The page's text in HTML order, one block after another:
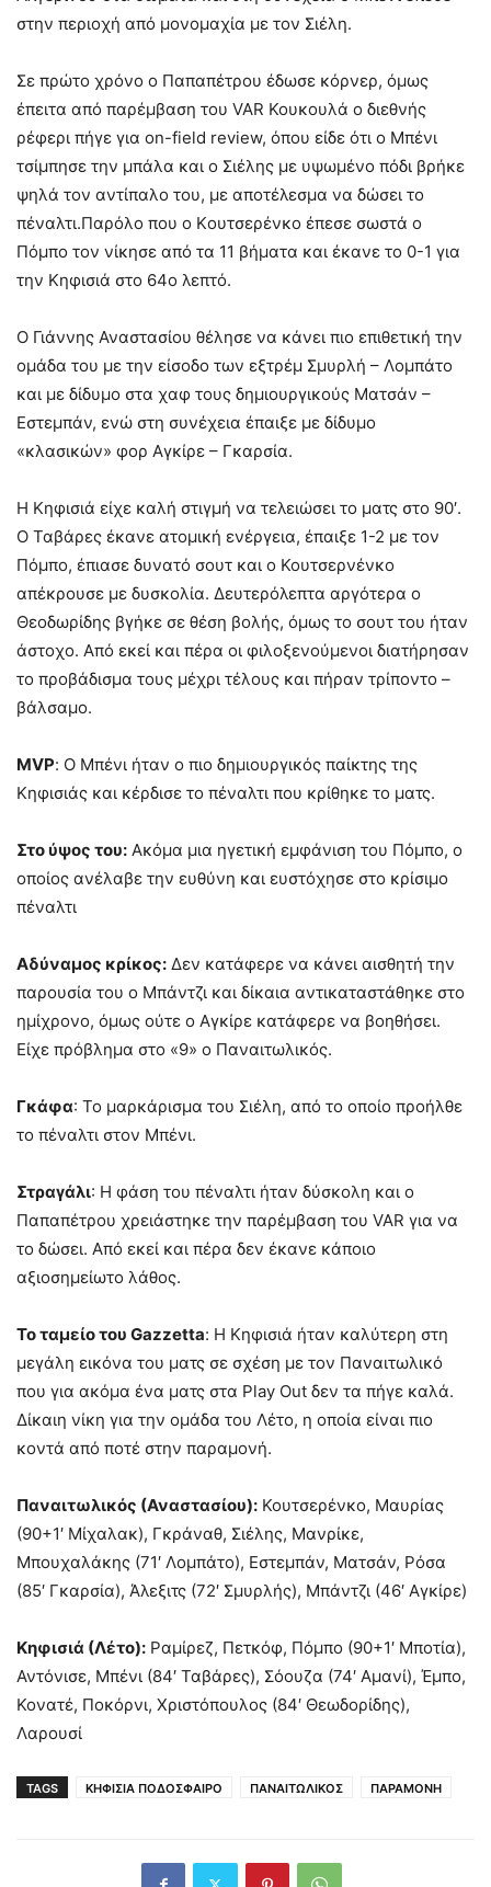
στην περιοχή από μονομαχία με τον Σιέλη.
Σε πρώτο χρόνο ο Παπαπέτρου έδωσε κόρνερ, όμως
έπειτα από παρέμβαση του VAR Κουκουλά o διεθνής
ρέφερι πήγε για on-field review, όπου είδε ότι ο Μπένι
τσίμπησε την μπάλα και ο Σιέλης με υψωμένο πόδι βρήκε
ψηλά τον αντίπαλο του, με αποτέλεσμα να δώσει το
πέναλτι.Παρόλο που o Kουτσερένκο έπεσε σωστά ο
Πόμπο τον νίκησε από τα 11 βήματα και έκανε το 0-1 για
την Κηφισιά στο 64ο λεπτό.
Ο Γιάννης Αναστασίου θέλησε να κάνει πιο επιθετική την
ομάδα του με την είσοδο των εξτρέμ Σμυρλή – Λομπάτο
και με δίδυμο στα χαφ τους δημιουργικούς Ματσάν –
Εστεμπάν, ενώ στη συνέχεια έπαιξε με δίδυμο
«κλασικών» φορ Αγκίρε – Γκαρσία.
Η Κηφισιά είχε καλή στιγμή να τελειώσει το ματς στο 90′.
Ο Ταβάρες έκανε ατομική ενέργεια, έπαιξε 1-2 με τον
Πόμπο, έπιασε δυνατό σουτ και ο Κουτσερνένκο
απέκρουσε με δυσκολία. Δευτερόλεπτα αργότερα ο
Θεοδωρίδης βγήκε σε θέση βολής, όμως το σουτ του ήταν
άστοχο. Από εκεί και πέρα οι φιλοξενούμενοι διατήρησαν
το προβάδισμα τους μέχρι τέλους και πήραν τρίποντο –
βάλσαμο.
MVP: Ο Μπένι ήταν ο πιο δημιουργικός παίκτης της
Κηφισιάς και κέρδισε το πέναλτι που κρίθηκε το ματς.
Στο ύψος του: Ακόμα μια ηγετική εμφάνιση του Πόμπο, ο
οποίος ανέλαβε την ευθύνη και ευστόχησε στο κρίσιμο
πέναλτι
Αδύναμος κρίκος: Δεν κατάφερε να κάνει αισθητή την
παρουσία του ο Μπάντζι και δίκαια αντικαταστάθηκε στο
ημίχρονο, όμως ούτε ο Αγκίρε κατάφερε να βοηθήσει.
Είχε πρόβλημα στο «9» ο Παναιτωλικός.
Γκάφα: Το μαρκάρισμα του Σιέλη, από το οποίο προήλθε
το πέναλτι στον Μπένι.
Στραγάλι: Η φάση του πέναλτι ήταν δύσκολη και ο
Παπαπέτρου χρειάστηκε την παρέμβαση του VAR για να
το δώσει. Aπό εκεί και πέρα δεν έκανε κάποιο
αξιοσημείωτο λάθος.
Το ταμείο του Gazzetta: Η Κηφισιά ήταν καλύτερη στη
μεγάλη εικόνα του ματς σε σχέση με τον Παναιτωλικό
που για ακόμα ένα ματς στα Play Out δεν τα πήγε καλά.
Δίκαιη νίκη για την ομάδα του Λέτο, η οποία είναι πιο
κοντά από ποτέ στην παραμονή.
Παναιτωλικός (Αναστασίου): Κουτσερένκο, Μαυρίας
(90+1′ Μίχαλακ), Γκράναθ, Σιέλης, Μανρίκε,
Μπουχαλάκης (71′ Λομπάτο), Εστεμπάν, Ματσάν, Ρόσα
(85′ Γκαρσία), Άλεξιτς (72′ Σμυρλής), Μπάντζι (46′ Αγκίρε)
Κηφισιά (Λέτο): Ραμίρεζ, Πετκόφ, Πόμπο (90+1′ Μποτία),
Αντόνισε, Μπένι (84′ Ταβάρες), Σόουζα (74′ Αμανί), Έμπο,
Κονατέ, Ποκόρνι, Χριστόπουλος (84′ Θεωδορίδης),
Λαρουσί
TAGS ΚΗΦΙΣΙΑ ΠΟΔΟΣΦΑΙΡΟ ΠΑΝΑΙΤΩΛΙΚΟΣ ΠΑΡΑΜΟΝΗ